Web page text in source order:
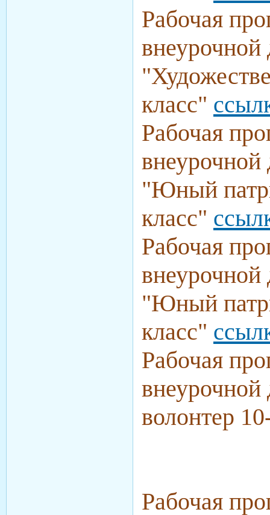
Рабочая
внеурочной
"
класс"
Рабочая
внеурочной
"Юный
класс"
Рабочая
внеурочной
"Юный
класс"
Рабочая
внеурочной
волонтер
Рабочая